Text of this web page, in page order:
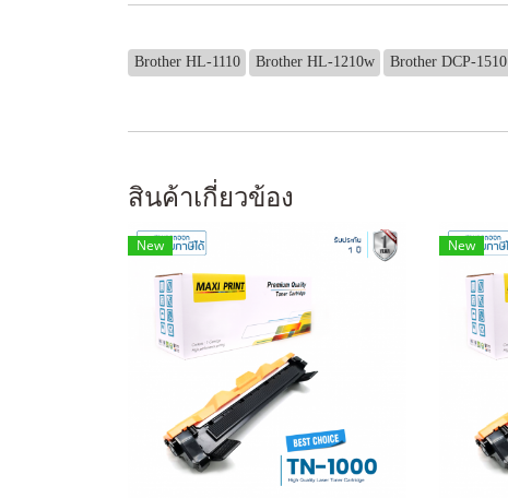
Brother HL-1110 Brother HL-1210w Brother DCP-1510
สินค้าเกี่ยวข้อง
New New